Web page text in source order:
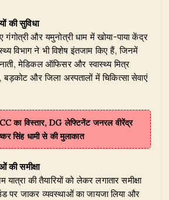
की सुविधा
गंगोत्री और यमुनोत्री धाम में खोया-पाया केंद्र
विभाग ने भी विशेष इंतजाम किए हैं, जिनमें
मेडिकल ऑफिसर और स्वास्थ्य मित्र
और जिला अस्पतालों में चिकित्सा सेवाएं
का विस्तार, DG लेफ्टिनेंट जनरल वीरेंद्र
सिंह धामी से की मुलाकात
की समीक्षा
यात्रा की तैयारियों को लेकर लगातार समीक्षा
पर जाकर व्यवस्थाओं का जायजा लिया और